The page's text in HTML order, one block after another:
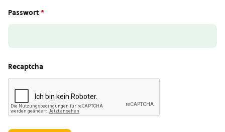
Passwort *
Recaptcha